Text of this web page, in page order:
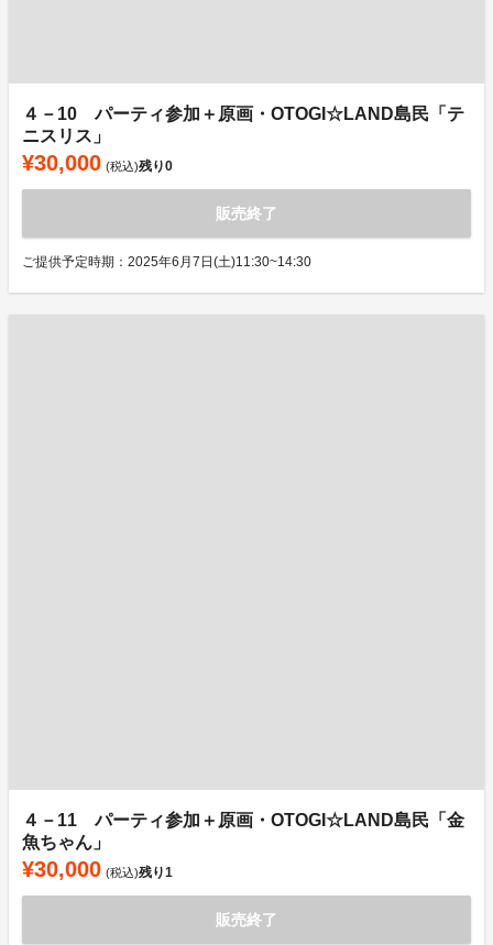
４－10 パーティ参加＋原画・OTOGI☆LAND島民「テ
ニスリス」
¥30,000 (税込)残り0
販売終了
ご提供予定時期：2025年6月7日(土)11:30~14:30
４－11 パーティ参加＋原画・OTOGI☆LAND島民「金
魚ちゃん」
¥30,000 (税込)残り1
販売終了